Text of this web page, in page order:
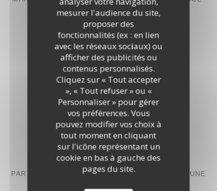
mesurer l'audience du site,
proposer des
fonctionnalités (ex : en lien
avec les réseaux sociaux) ou
afficher des publicités ou
contenus personnalisés.
Cliquez sur « Tout accepter
», « Tout refuser » ou «
Personnaliser » pour gérer
vos préférences. Vous
pouvez modifier vos choix à
tout moment en cliquant
sur l'icône représentant un
cookie en bas à gauche des
pages du site.
34,00 EUR
ENTRECÔTE ET FRITES
35,00 EUR
Dessert
COOKIE GÉANT AUX TROIS CHOCOLATS À
PARTAGER ACCOMPAGNÉ D’UN PRALINÉ ET D’UNE